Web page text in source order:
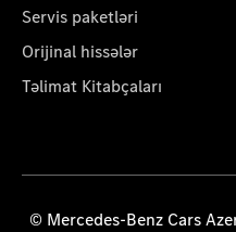
Servis paketləri
Orijinal hissələr
Təlimat Kitabçaları
© Mercedes-Benz Cars